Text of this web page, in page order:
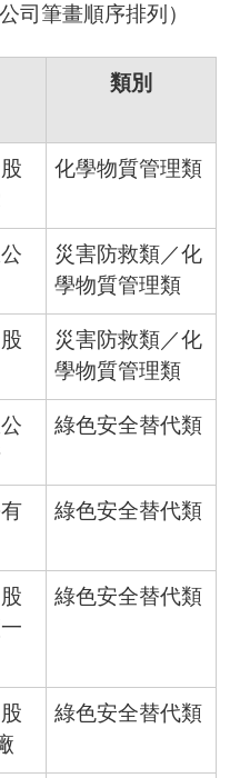
司筆畫順序排列）
類別
化學物質管理類
災害防救類／化
學物質管理類
災害防救類／化
學物質管理類
綠色安全替代類
綠色安全替代類
綠色安全替代類
綠色安全替代類